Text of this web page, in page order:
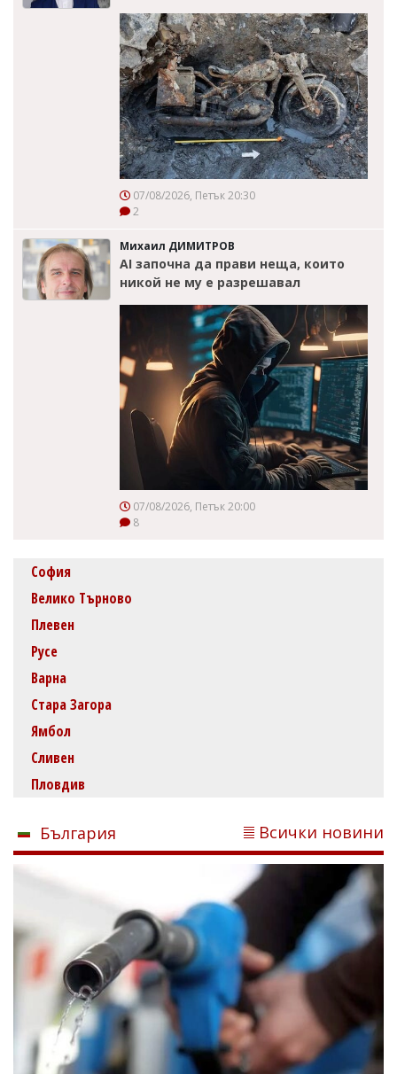
07/08/2026, Петък 20:30
2
Михаил ДИМИТРОВ
AI започна да прави неща, които
никой не му е разрешавал
07/08/2026, Петък 20:00
8
София
Велико Търново
Плевен
Русе
Варна
Стара Загора
Ямбол
Сливен
Пловдив
България Всички новини